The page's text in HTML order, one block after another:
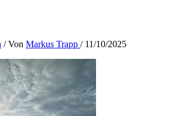
/ Von Markus Trapp / 11/10/2025